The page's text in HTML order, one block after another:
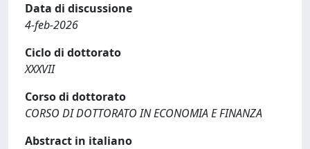
Data di discussione
4-feb-2026
Ciclo di dottorato
XXXVII
Corso di dottorato
CORSO DI DOTTORATO IN ECONOMIA E FINANZA
Abstract in italiano